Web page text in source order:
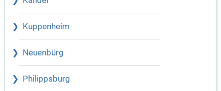
Kuppenheim
Neuenbürg
Philippsburg